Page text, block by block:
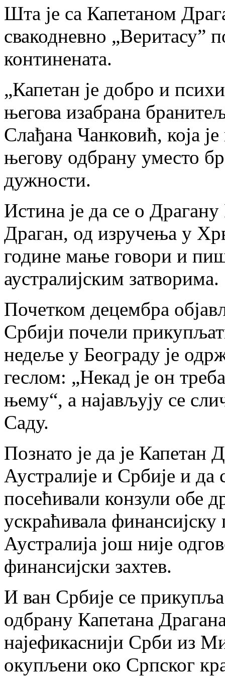
Шта је са Капетаном
свакодневно „Веритасу”
континената.
„Капетан је добро и
његова изабрана
Слађана Чанковић, која
његову одбрану уместо
дужности.
Истина је да се о
Драган, од изручења у
године мање говори и
аустралијским затворима.
Почетком децембра
Србији почели
недеље у Београду је
геслом: „Некад је он
њему“, а најављују се
Саду.
Познато је да је
Аустралије и Србије и да
посећивали конзули обе
ускраћивала
Аустралија још није
финансијски захтев.
И ван Србије се
одбрану Капетана
најефикаснији Срби из
окупљени око Српског